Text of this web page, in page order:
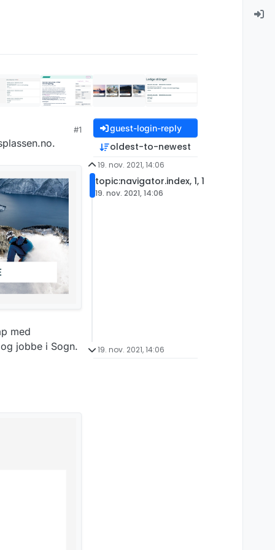
#1
med
jobbe i Sogn.
guest-login-reply
oldest-to-newest
19. nov. 2021, 14:06
topic:navigator.index, 1, 1
19. nov. 2021, 14:06
19. nov. 2021, 14:06